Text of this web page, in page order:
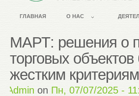
ГЛАВНАЯ О НАС
МАРТ: решения о
торговых
жестким критериям
Admin on Пн, 07/07/2025 -